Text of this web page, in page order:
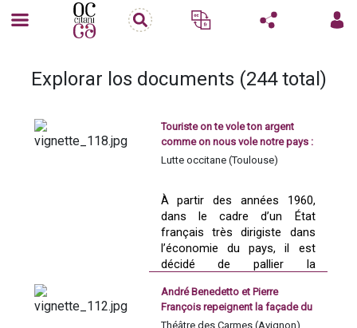
Explorar los documents (244 total)
Touriste on te vole ton argent
comme on nous vole notre pays :
une affiche de Lutte occitane
Lutte occitane (Toulouse)
À partir des années 1960,
dans le cadre d’un État
français très dirigiste dans
l’économie du pays, il est
décidé de pallier la
du Gard, de l'Hérault, de
l'Aude et des Pyrénées-
André Benedetto et Pierre
François repeignent la façade du
théâtre des Carmes d'Avignon en
Théâtre des Carmes (Avignon)